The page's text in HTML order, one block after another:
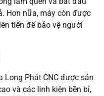
Hơn nữa, máy còn được
tiến để bảo vệ người
Long Phát CNC được sản
và các linh kiện bền bỉ,